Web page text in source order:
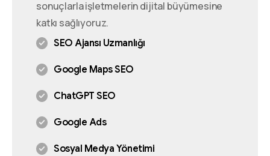
sonuçlarla işletmelerin dijital büyümesine
katkı sağlıyoruz.
SEO Ajansı Uzmanlığı
Google Maps SEO
ChatGPT SEO
Google Ads
Sosyal Medya Yönetimi